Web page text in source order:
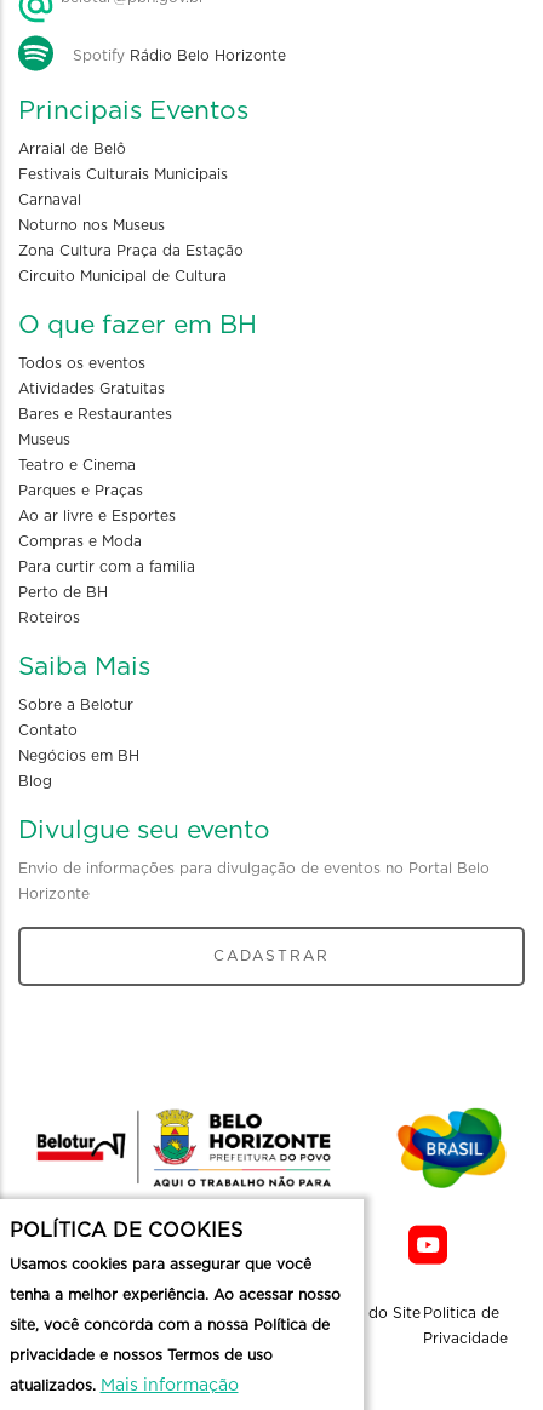
Spotify Rádio Belo Horizonte
Principais Eventos
Arraial de Belô
Festivais Culturais Municipais
Carnaval
Noturno nos Museus
Zona Cultura Praça da Estação
Circuito Municipal de Cultura
O que fazer em BH
Todos os eventos
Atividades Gratuitas
Bares e Restaurantes
Museus
Teatro e Cinema
Parques e Praças
Ao ar livre e Esportes
Compras e Moda
Para curtir com a familia
Perto de BH
Roteiros
Saiba Mais
Sobre a Belotur
Contato
Negócios em BH
Blog
Divulgue seu evento
Envio de informações para divulgação de eventos no Portal Belo
Horizonte
CADASTRAR
Mapa do Site Politica de
Privacidade
POLÍTICA DE COOKIES
Usamos cookies para assegurar que você
tenha a melhor experiência. Ao acessar nosso
site, você concorda com a nossa Política de
privacidade e nossos Termos de uso
atualizados. Mais informação